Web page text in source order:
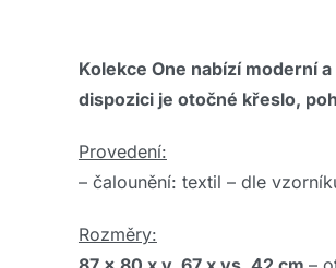
Kolekce One nabízí moderní
dispozici je otočné křeslo,
Provedení:
– čalounění: textil – dle
Rozměry: